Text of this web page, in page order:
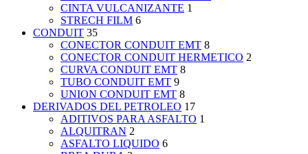
CINTA VULCANIZANTE 1
STRECH FILM 6
CONDUIT 35
CONECTOR CONDUIT EMT 8
CONECTOR CONDUIT HERMETICO 2
CURVA CONDUIT EMT 8
TUBO CONDUIT EMT 9
UNION CONDUIT EMT 8
DERIVADOS DEL PETROLEO 17
ADITIVOS PARA ASFALTO 1
ALQUITRAN 2
ASFALTO LIQUIDO 6